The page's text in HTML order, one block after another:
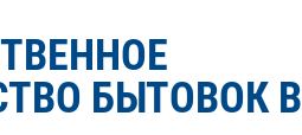
БЫТОВОК В